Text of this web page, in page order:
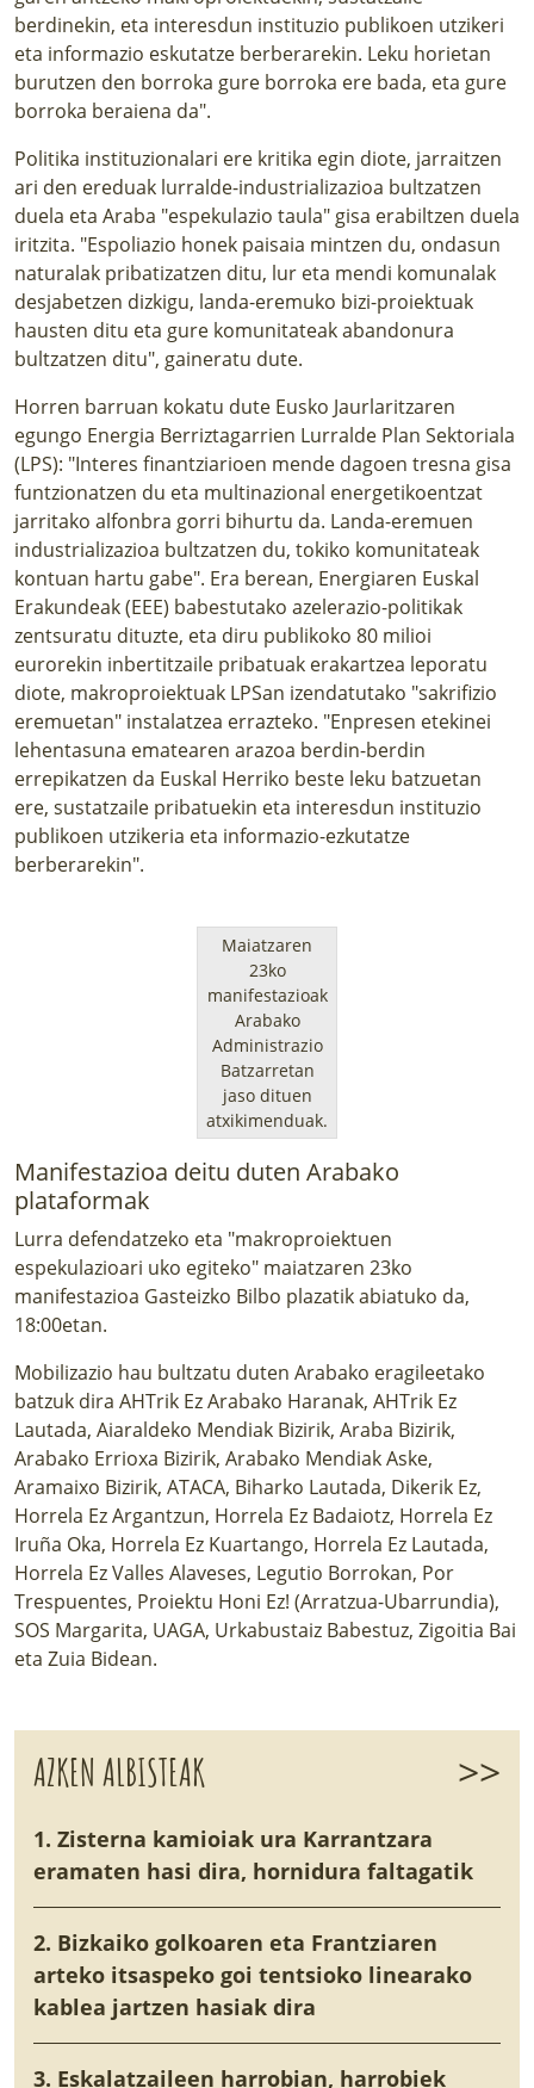
berdinekin, eta interesdun instituzio publikoen utzikeri
eta informazio eskutatze berberarekin. Leku horietan
burutzen den borroka gure borroka ere bada, eta gure
borroka beraiena da".
Politika instituzionalari ere kritika egin diote, jarraitzen
ari den ereduak lurralde-industrializazioa bultzatzen
duela eta Araba "espekulazio taula" gisa erabiltzen duela
iritzita. "Espoliazio honek paisaia mintzen du, ondasun
naturalak pribatizatzen ditu, lur eta mendi komunalak
desjabetzen dizkigu, landa-eremuko bizi-proiektuak
hausten ditu eta gure komunitateak abandonura
bultzatzen ditu", gaineratu dute.
Horren barruan kokatu dute Eusko Jaurlaritzaren
egungo Energia Berriztagarrien Lurralde Plan Sektoriala
(LPS): "Interes finantziarioen mende dagoen tresna gisa
funtzionatzen du eta multinazional energetikoentzat
jarritako alfonbra gorri bihurtu da. Landa-eremuen
industrializazioa bultzatzen du, tokiko komunitateak
kontuan hartu gabe". Era berean, Energiaren Euskal
Erakundeak (EEE) babestutako azelerazio-politikak
zentsuratu dituzte, eta diru publikoko 80 milioi
eurorekin inbertitzaile pribatuak erakartzea leporatu
diote, makroproiektuak LPSan izendatutako "sakrifizio
eremuetan" instalatzea errazteko. "Enpresen etekinei
lehentasuna ematearen arazoa berdin-berdin
errepikatzen da Euskal Herriko beste leku batzuetan
ere, sustatzaile pribatuekin eta interesdun instituzio
publikoen utzikeria eta informazio-ezkutatze
berberarekin".
Maiatzaren
23ko
manifestazioak
Arabako
Administrazio
Batzarretan
jaso dituen
atxikimenduak.
Manifestazioa deitu duten Arabako
plataformak
Lurra defendatzeko eta "makroproiektuen
espekulazioari uko egiteko" maiatzaren 23ko
manifestazioa Gasteizko Bilbo plazatik abiatuko da,
18:00etan.
Mobilizazio hau bultzatu duten Arabako eragileetako
batzuk dira AHTrik Ez Arabako Haranak, AHTrik Ez
Lautada, Aiaraldeko Mendiak Bizirik, Araba Bizirik,
Arabako Errioxa Bizirik, Arabako Mendiak Aske,
Aramaixo Bizirik, ATACA, Biharko Lautada, Dikerik Ez,
Horrela Ez Argantzun, Horrela Ez Badaiotz, Horrela Ez
Iruña Oka, Horrela Ez Kuartango, Horrela Ez Lautada,
Horrela Ez Valles Alaveses, Legutio Borrokan, Por
Trespuentes, Proiektu Honi Ez! (Arratzua-Ubarrundia),
SOS Margarita, UAGA, Urkabustaiz Babestuz, Zigoitia Bai
eta Zuia Bidean.
AZKEN ALBISTEAK >>
1. Zisterna kamioiak ura Karrantzara
eramaten hasi dira, hornidura faltagatik
2. Bizkaiko golkoaren eta Frantziaren
arteko itsaspeko goi tentsioko linearako
kablea jartzen hasiak dira
3. Eskalatzaileen harrobian, harrobiek